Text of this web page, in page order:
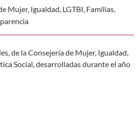
Mujer, Igualdad, LGTBI, Familias,
de la Consejería de Mujer, Igualdad,
Social, desarrolladas durante el año